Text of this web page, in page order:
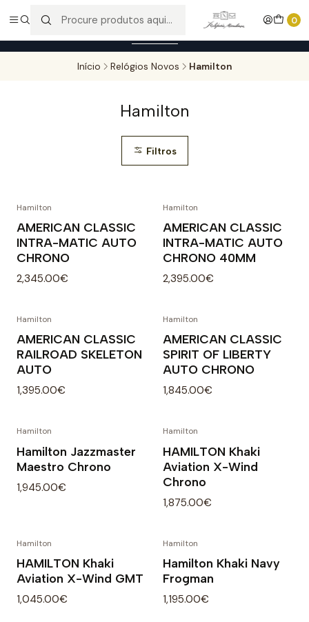
0
Entregas gratuitas para compras superiores a 100,00€ - Todas as
encomendas serão sujeitas a confirmação de stock.
Início Relógios Novos Hamilton
Hamilton
Filtros
Hamilton
AMERICAN CLASSIC
INTRA-MATIC AUTO
CHRONO
2,345.00€
Hamilton
AMERICAN CLASSIC
INTRA-MATIC AUTO
CHRONO 40MM
2,395.00€
Hamilton
AMERICAN CLASSIC
RAILROAD SKELETON
AUTO
1,395.00€
Hamilton
AMERICAN CLASSIC
SPIRIT OF LIBERTY
AUTO CHRONO
1,845.00€
Hamilton
Hamilton Jazzmaster
Maestro Chrono
1,945.00€
Hamilton
HAMILTON Khaki
Aviation X-Wind
Chrono
1,875.00€
Hamilton
HAMILTON Khaki
Aviation X-Wind GMT
1,045.00€
Hamilton
Hamilton Khaki Navy
Frogman
1,195.00€